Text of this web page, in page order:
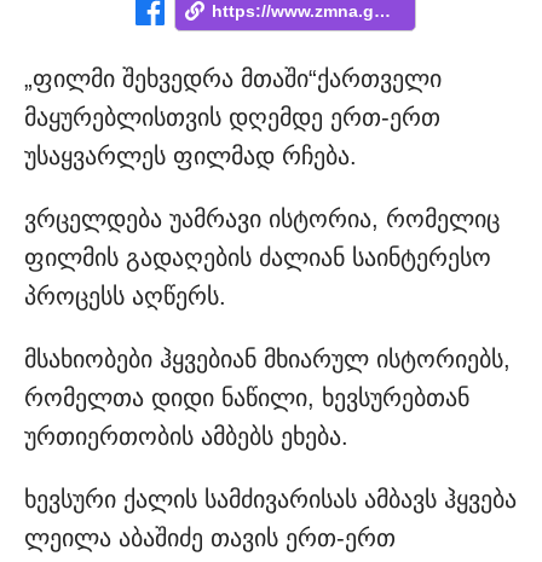
https://www.zmna.ge/news/titkmis-yvela-k...
„ფილმი შეხვედრა მთაში“ქართველი
მაყურებლისთვის დღემდე ერთ-ერთ
უსაყვარლეს ფილმად რჩება.
ვრცელდება უამრავი ისტორია, რომელიც
ფილმის გადაღების ძალიან საინტერესო
პროცესს აღწერს.
მსახიობები ჰყვებიან მხიარულ ისტორიებს,
რომელთა დიდი ნაწილი, ხევსურებთან
ურთიერთობის ამბებს ეხება.
ხევსური ქალის სამძივარისას ამბავს ჰყვება
ლეილა აბაშიძე თავის ერთ-ერთ